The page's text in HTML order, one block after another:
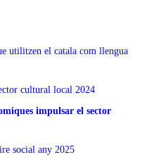
utilitzen el catala com llengua
cultural local 2024
impulsar el sector
social any 2025